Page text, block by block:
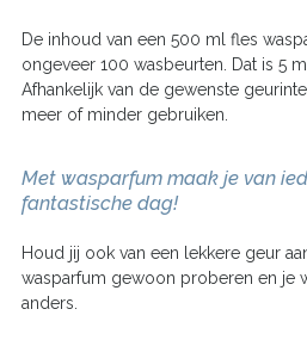
De inhoud van een 500 ml fles
ongeveer 100 wasbeurten. Dat is 5
Afhankelijk van de gewenste
meer of minder gebruiken.
Met wasparfum maak je van
fantastische dag!
Houd jij ook van een lekkere geur
wasparfum gewoon proberen en je
anders.